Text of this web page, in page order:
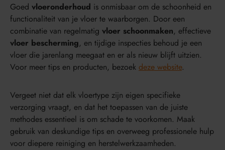
Goed vloeronderhoud is onmisbaar om de schoonheid en
functionaliteit van je vloer te waarborgen. Door een
combinatie van regelmatig vloer schoonmaken, effectieve
vloer bescherming, en tijdige inspecties behoud je een
vloer die jarenlang meegaat en er als nieuw blijft uitzien.
Voor meer tips en producten, bezoek deze website.
Vergeet niet dat elk vloertype zijn eigen specifieke
verzorging vraagt, en dat het toepassen van de juiste
methodes essentieel is om schade te voorkomen. Maak
gebruik van deskundige tips en overweeg professionele hulp
voor diepere reiniging en herstelwerkzaamheden.